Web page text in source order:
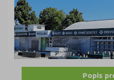
Popis